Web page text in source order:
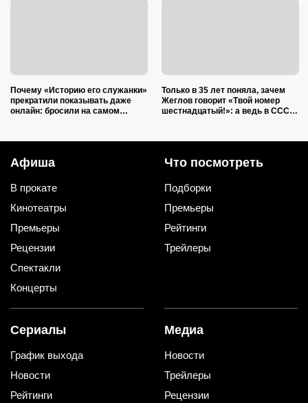
Почему «Историю его служанки»
прекратили показывать даже
онлайн: бросили на самом
Только в 35 лет поняла, зачем
Жеглов говорит «Твой номер
шестнадцатый!»: а ведь в СССР
Афиша
В прокате
Кинотеатры
Премьеры
Рецензии
Спектакли
Концерты
Что посмотреть
Подборки
Премьеры
Рейтинги
Трейлеры
Сериалы
График выхода
Новости
Рейтинги
Медиа
Новости
Трейлеры
Рецензии